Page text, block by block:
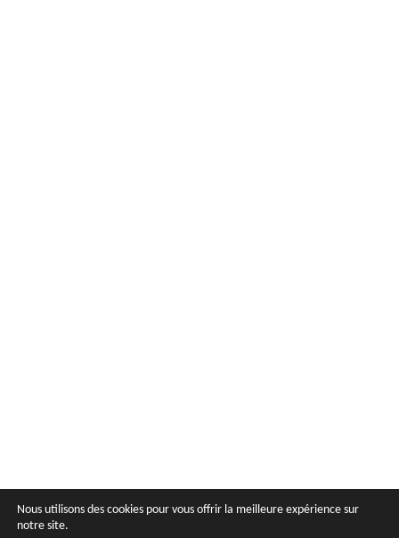
Nous utilisons des cookies pour vous offrir la meilleure expérience sur
notre site.